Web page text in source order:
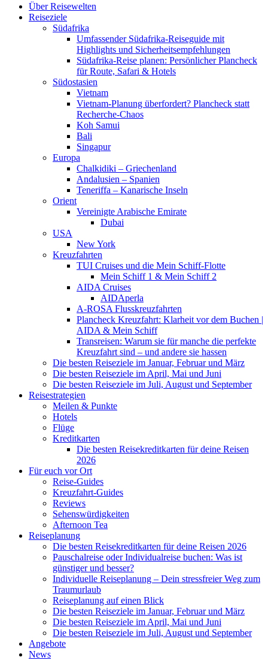
Über Reisewelten
Reiseziele
Südafrika
Umfassender Südafrika-Reiseguide mit
Highlights und Sicherheitsempfehlungen
Südafrika-Reise planen: Persönlicher Plancheck
für Route, Safari & Hotels
Südostasien
Vietnam
Vietnam-Planung überfordert? Plancheck statt
Recherche-Chaos
Koh Samui
Bali
Singapur
Europa
Chalkidiki – Griechenland
Andalusien – Spanien
Teneriffa – Kanarische Inseln
Orient
Vereinigte Arabische Emirate
Dubai
USA
New York
Kreuzfahrten
TUI Cruises und die Mein Schiff-Flotte
Mein Schiff 1 & Mein Schiff 2
AIDA Cruises
AIDAperla
A-ROSA Flusskreuzfahrten
Plancheck Kreuzfahrt: Klarheit vor dem Buchen |
AIDA & Mein Schiff
Transreisen: Warum sie für manche die perfekte
Kreuzfahrt sind – und andere sie hassen
Die besten Reiseziele im Januar, Februar und März
Die besten Reiseziele im April, Mai und Juni
Die besten Reiseziele im Juli, August und September
Reisestrategien
Meilen & Punkte
Hotels
Flüge
Kreditkarten
Die besten Reisekreditkarten für deine Reisen
2026
Für euch vor Ort
Reise-Guides
Kreuzfahrt-Guides
Reviews
Sehenswürdigkeiten
Afternoon Tea
Reiseplanung
Die besten Reisekreditkarten für deine Reisen 2026
Pauschalreise oder Individualreise buchen: Was ist
günstiger und besser?
Individuelle Reiseplanung – Dein stressfreier Weg zum
Traumurlaub
Reiseplanung auf einen Blick
Die besten Reiseziele im Januar, Februar und März
Die besten Reiseziele im April, Mai und Juni
Die besten Reiseziele im Juli, August und September
Angebote
News